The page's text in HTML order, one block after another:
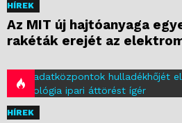
HÍREK
Az MIT új hajtóanyaga
rakéták erejét az
HÍREK